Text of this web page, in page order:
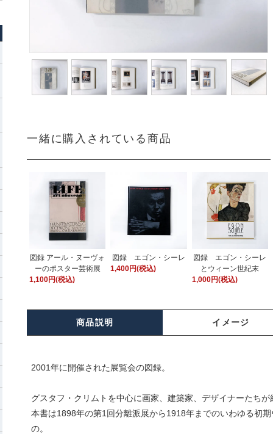
一緒に購入されている商品
図録 アール・ヌーヴォ
ーのポスター芸術展
1,100円(税込)
図録 エゴン・シーレ
1,400円(税込)
図録 エゴン・シーレ
とウィーン世紀末
1,000円(税込)
商品説明 イメージ
2001年に開催された展覧会の図録。
グスタフ・クリムトを中心に画家、建築家、デザイナーたち
本書は1898年の第1回分離派展から1918年までのいわゆる初
の。